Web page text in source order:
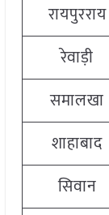
रायपुरराय
रेवाड़ी
समालखा
शाहाबाद
सिवान